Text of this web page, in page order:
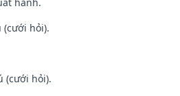
(cưới hỏi).
(cưới hỏi).